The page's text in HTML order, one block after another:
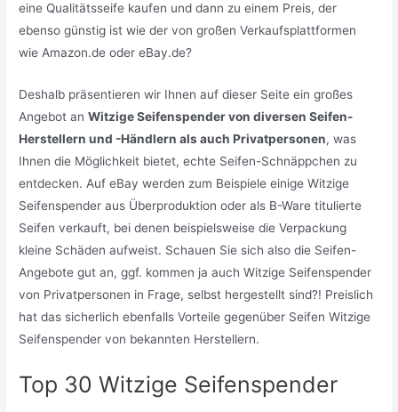
eine Qualitätsseife kaufen und dann zu einem Preis, der
ebenso günstig ist wie der von großen Verkaufsplattformen
wie Amazon.de oder eBay.de?
Deshalb präsentieren wir Ihnen auf dieser Seite ein großes
Angebot anWitzige Seifenspender von diversen Seifen-
Herstellern und -Händlern als auch Privatpersonen, was
Ihnen die Möglichkeit bietet, echte Seifen-Schnäppchen zu
entdecken. Auf eBay werden zum Beispiele einige Witzige
Seifenspender aus Überproduktion oder als B-Ware titulierte
Seifen verkauft, bei denen beispielsweise die Verpackung
kleine Schäden aufweist. Schauen Sie sich also die Seifen-
Angebote gut an, ggf. kommen ja auch Witzige Seifenspender
von Privatpersonen in Frage, selbst hergestellt sind?! Preislich
hat das sicherlich ebenfalls Vorteile gegenüber Seifen Witzige
Seifenspender von bekannten Herstellern.
Top 30 Witzige Seifenspender